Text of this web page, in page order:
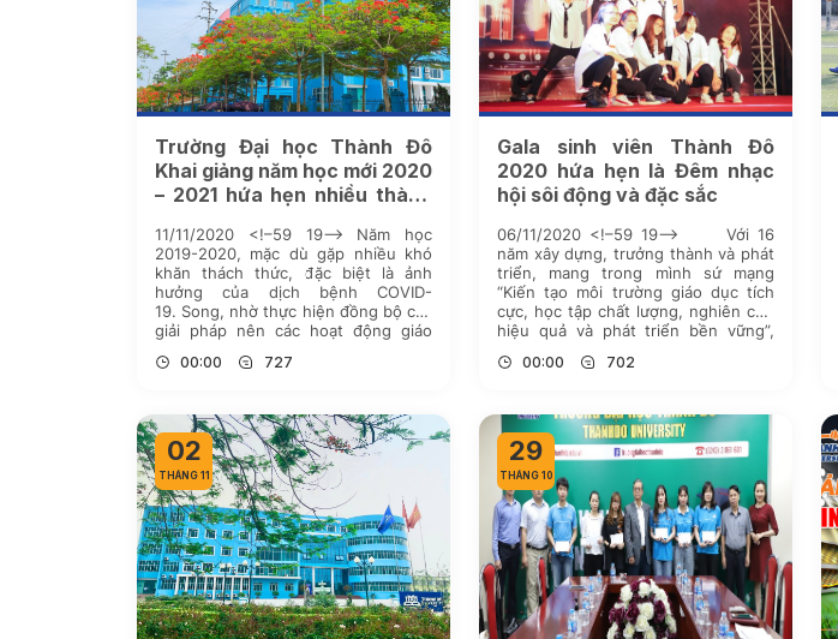
Trường Đại học Thành Đô
Khai giảng năm học mới 2020
– 2021 hứa hẹn nhiều thành
11/11/2020 <!–59 19–> Năm học
2019-2020, mặc dù gặp nhiều khó
khăn thách thức, đặc biệt là ảnh
hưởng của dịch bệnh COVID-
19. Song, nhờ thực hiện đồng bộ các
giải pháp nên các hoạt động giáo
đúng kế hoạch, bảo đảm tiến độ,
00:00 727
Gala sinh viên Thành Đô
2020 hứa hẹn là Đêm nhạc
hội sôi động và đặc sắc
06/11/2020 <!–59 19–> Với 16
năm xây dựng, trưởng thành và phát
triển, mang trong mình sứ mạng
“Kiến tạo môi trường giáo dục tích
cực, học tập chất lượng, nghiên cứu
hiệu quả và phát triển bền vững”,
được vị trí vững chắc trong hệ […]
00:00 702
02
THÁNG 11
29
THÁNG 10